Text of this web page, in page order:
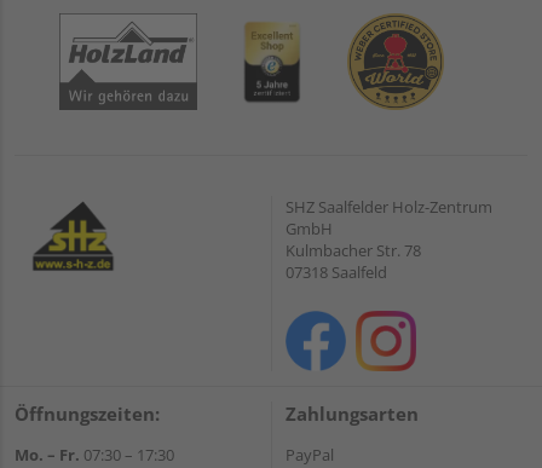
SHZ Saalfelder Holz-Zentrum
GmbH
Kulmbacher Str. 78
07318 Saalfeld
Öffnungszeiten:
Mo. – Fr. 07:30 – 17:30
Zahlungsarten
PayPal